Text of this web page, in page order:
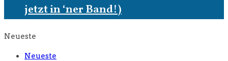
jetzt in ‘ner Band!)
Neueste
Neueste